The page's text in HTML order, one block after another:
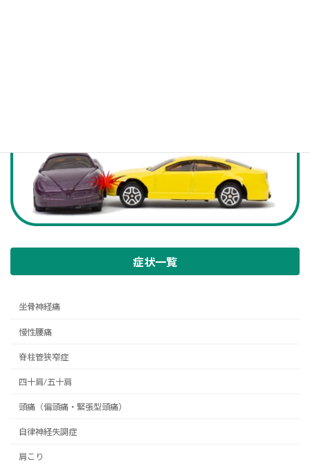
症状一覧
坐骨神経痛
慢性腰痛
脊柱管狭窄症
四十肩/五十肩
頭痛（偏頭痛・緊張型頭痛）
自律神経失調症
肩こり